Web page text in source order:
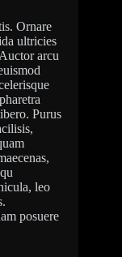
Ornare
ultricies
arcu
Purus
leo
posuere